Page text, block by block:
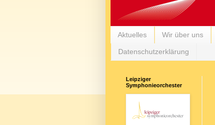
Aktuelles Wir über uns
Datenschutzerklärung
Leipziger
Symphonieorchester